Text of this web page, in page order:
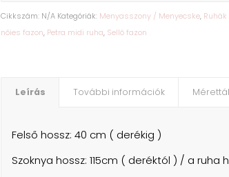
Cikkszám: N/A Kategóriák: Menyasszony / Menyecske,
nőies fazon, Petra midi ruha, Sellő fazon
Leírás További információk
Felső hossz: 40 cm ( derékig )
Szoknya hossz: 115cm ( deréktól ) / a